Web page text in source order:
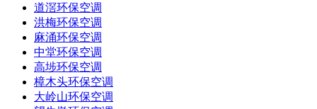
道滘环保空调
洪梅环保空调
麻涌环保空调
中堂环保空调
高埗环保空调
樟木头环保空调
大岭山环保空调